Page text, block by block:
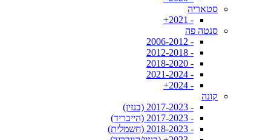
סטאריה
- 2021+
סנטה פה
- 2006-2012
- 2012-2018
- 2018-2020
- 2021-2024
- 2024+
קונה
- 2017-2023 (בנזין)
- 2017-2023 (הייבריד)
- 2018-2023 (חשמלית)